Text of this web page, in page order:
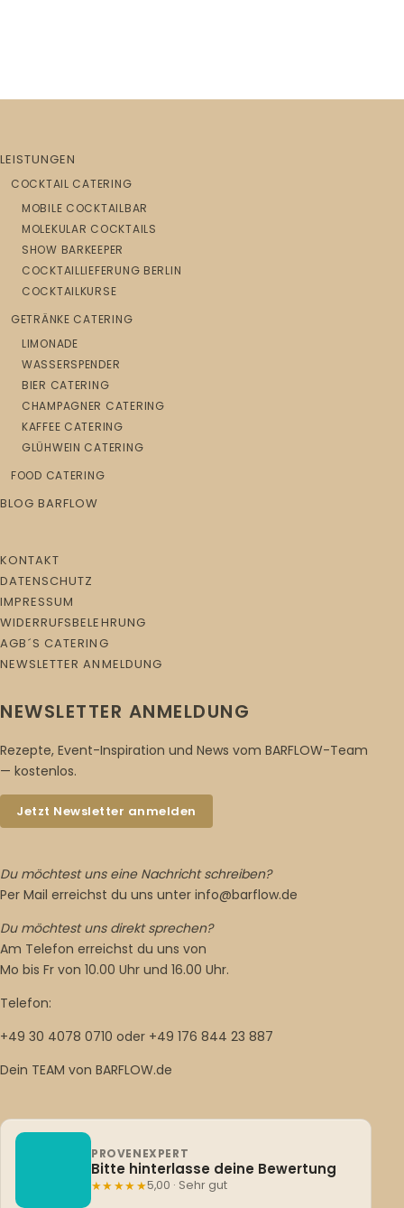
LEISTUNGEN
COCKTAIL CATERING
MOBILE COCKTAILBAR
MOLEKULAR COCKTAILS
SHOW BARKEEPER
COCKTAILLIEFERUNG BERLIN
COCKTAILKURSE
GETRÄNKE CATERING
LIMONADE
WASSERSPENDER
BIER CATERING
CHAMPAGNER CATERING
KAFFEE CATERING
GLÜHWEIN CATERING
FOOD CATERING
BLOG BARFLOW
KONTAKT
DATENSCHUTZ
IMPRESSUM
WIDERRUFSBELEHRUNG
AGB´S CATERING
NEWSLETTER ANMELDUNG
NEWSLETTER ANMELDUNG
Rezepte, Event-Inspiration und News vom BARFLOW-Team
— kostenlos.
Jetzt Newsletter anmelden
Du möchtest uns eine Nachricht schreiben?
Per Mail erreichst du uns unter info@barflow.de
Du möchtest uns direkt sprechen?
Am Telefon erreichst du uns von
Mo bis Fr von 10.00 Uhr und 16.00 Uhr.
Telefon:
+49 30 4078 0710 oder +49 176 844 23 887
Dein TEAM von BARFLOW.de
PROVENEXPERT
Bitte hinterlasse deine Bewertung
★★★★★5,00 · Sehr gut